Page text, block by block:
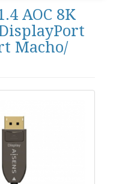
AOC 8K
Macho/